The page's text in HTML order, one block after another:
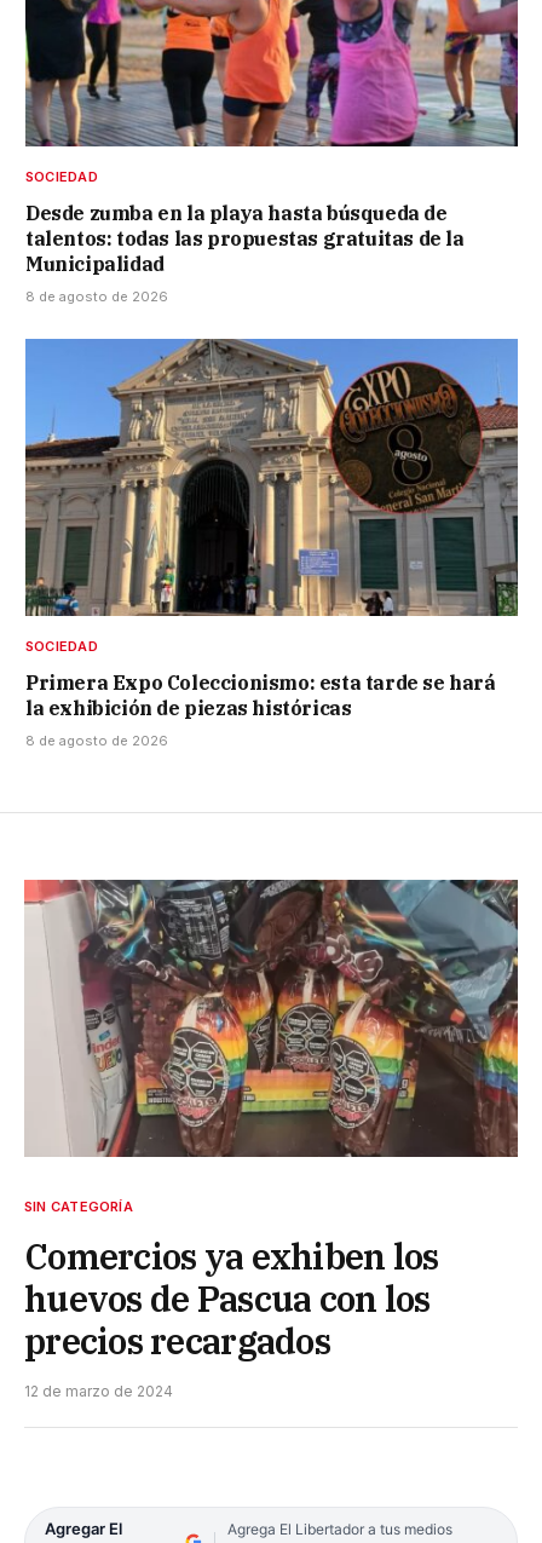
SOCIEDAD
Desde zumba en la playa hasta búsqueda de
talentos: todas las propuestas gratuitas de la
Municipalidad
8 de agosto de 2026
SOCIEDAD
Primera Expo Coleccionismo: esta tarde se hará
la exhibición de piezas históricas
8 de agosto de 2026
SIN CATEGORÍA
Comercios ya exhiben los
huevos de Pascua con los
precios recargados
12 de marzo de 2024
Agregar El
Agrega El Libertador a tus medios